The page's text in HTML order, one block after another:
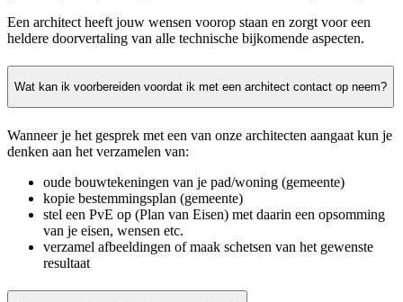
Een architect heeft jouw wensen voorop staan en zorgt voor een
heldere doorvertaling van alle technische bijkomende aspecten.
Wat kan ik voorbereiden voordat ik met een architect contact op neem?
Wanneer je het gesprek met een van onze architecten aangaat kun je
denken aan het verzamelen van:
oude bouwtekeningen van je pad/woning (gemeente)
kopie bestemmingsplan (gemeente)
stel een PvE op (Plan van Eisen) met daarin een opsomming
van je eisen, wensen etc.
verzamel afbeeldingen of maak schetsen van het gewenste
resultaat